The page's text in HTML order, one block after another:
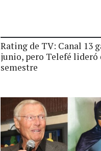
Rating de TV: Canal 13
junio, pero Telefé lideró
semestre